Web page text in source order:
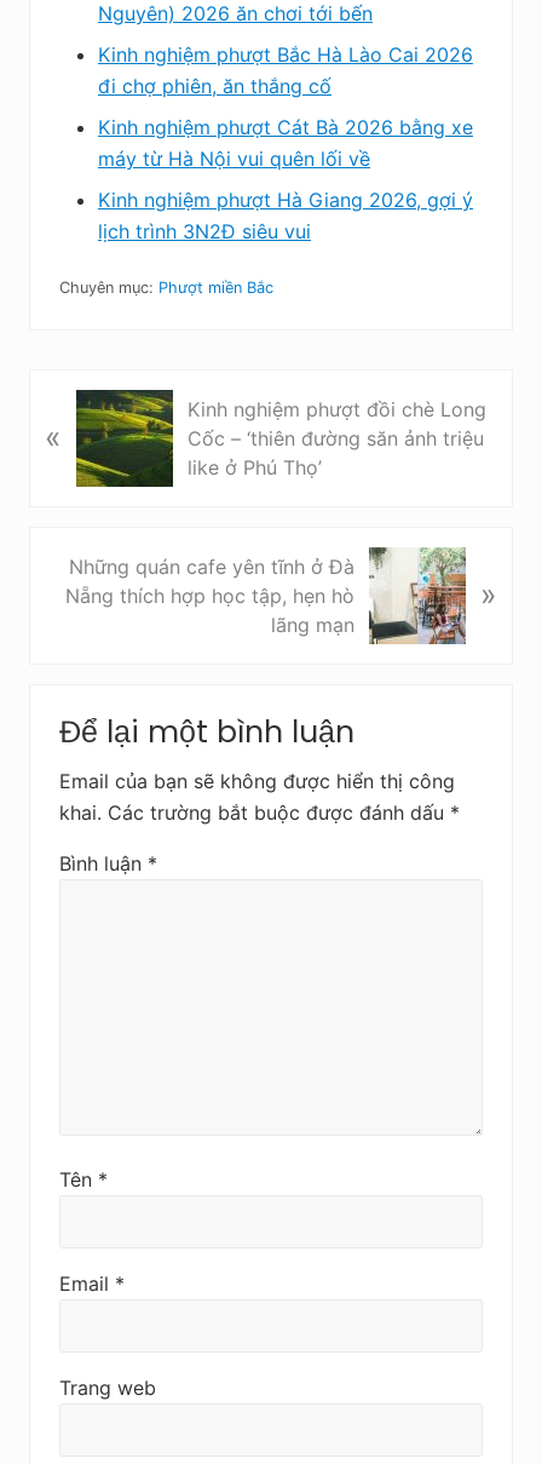
Nguyên) 2026 ăn chơi tới bến
Kinh nghiệm phượt Bắc Hà Lào Cai 2026
đi chợ phiên, ăn thắng cố
Kinh nghiệm phượt Cát Bà 2026 bằng xe
máy từ Hà Nội vui quên lối về
Kinh nghiệm phượt Hà Giang 2026, gợi ý
lịch trình 3N2Đ siêu vui
Chuyên mục: Phượt miền Bắc
à
«
Kinh nghiệm phượt đồi chè Long
Cốc – ‘thiên đường săn ảnh triệu
like ở Phú Thọ’
Những quán cafe yên tĩnh ở Đà
Nẵng thích hợp học tập, hẹn hò
lãng mạn
»
Reader
Interactions
Để lại một bình luận
Email của bạn sẽ không được hiển thị công
khai. Các trường bắt buộc được đánh dấu *
Bình luận *
Tên *
Email *
Trang web